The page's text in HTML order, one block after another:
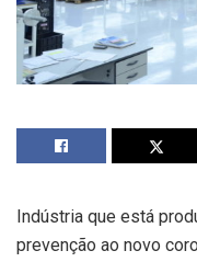
Indústria que está
prevenção ao novo